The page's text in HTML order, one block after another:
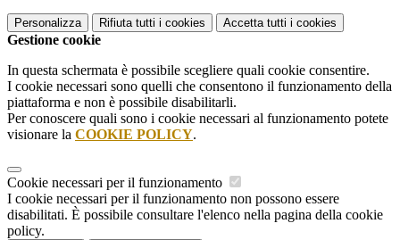
Personalizza Rifiuta tutti i cookies Accetta tutti i cookies
Gestione cookie
In questa schermata è possibile scegliere quali cookie consentire.
I cookie necessari sono quelli che consentono il funzionamento della
piattaforma e non è possibile disabilitarli.
Per conoscere quali sono i cookie necessari al funzionamento potete
visionare la COOKIE POLICY.
Cookie necessari per il funzionamento
I cookie necessari per il funzionamento non possono essere
disabilitati. È possibile consultare l'elenco nella pagina della cookie
policy.